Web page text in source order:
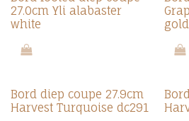
27.0cm Yli alabaster
white
gold
Bord diep coupe 27.9cm
Harvest Turquoise dc291